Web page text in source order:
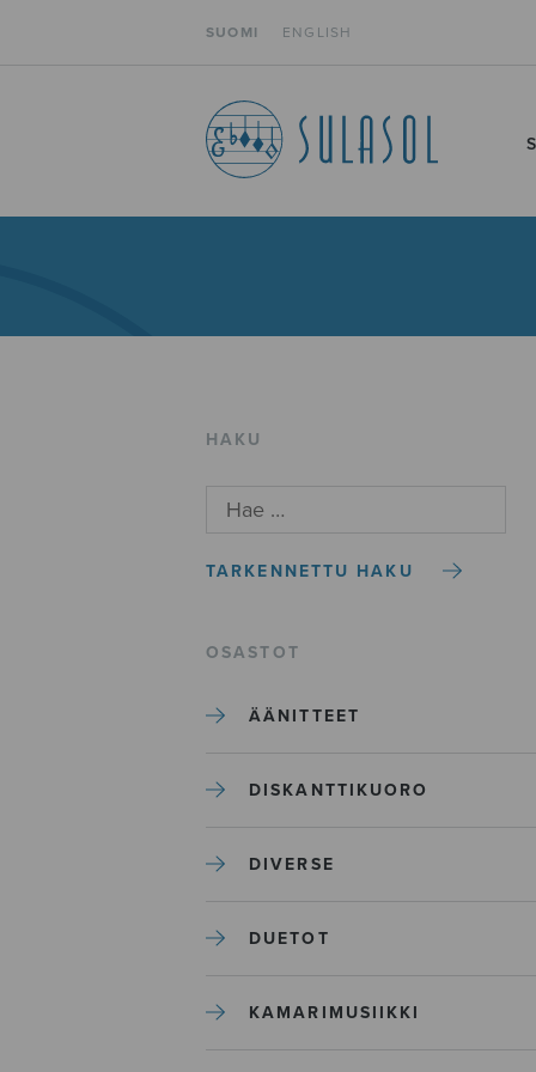
SUOMI ENGLISH
HAKU
TARKENNETTU HAKU
OSASTOT
ÄÄNITTEET
DISKANTTIKUORO
DIVERSE
DUETOT
KAMARIMUSIIKKI